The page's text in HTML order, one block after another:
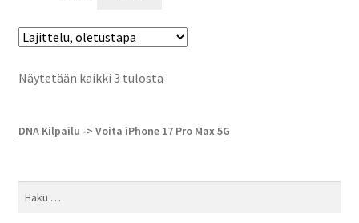
Näytetään kaikki 3 tulosta
DNA Kilpailu -> Voita iPhone 17 Pro Max 5G